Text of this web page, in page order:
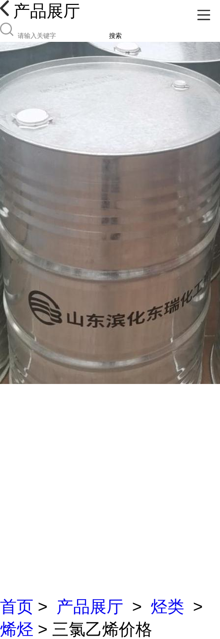
产品展厅
搜索
首页 > 产品展厅 > 烃类 >
烯烃 > 三氯乙烯价格